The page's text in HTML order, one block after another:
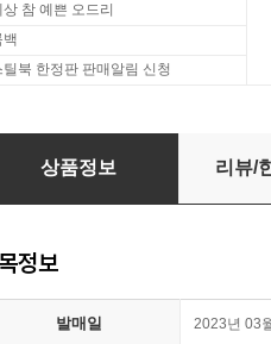
상 참 예쁜 오드리
백
틸북 한정판 판매알림 신청
년대 영화음악 모음집 (90's
상품정보 리뷰/
정보
발매일 2023년 03